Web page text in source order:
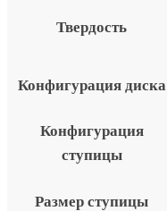
Твердость
Конфигурация диска
Конфигурация
ступицы
Размер ступицы